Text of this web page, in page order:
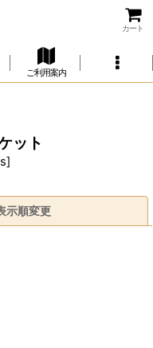
カート
ご利用案内
ット
]
示順変更